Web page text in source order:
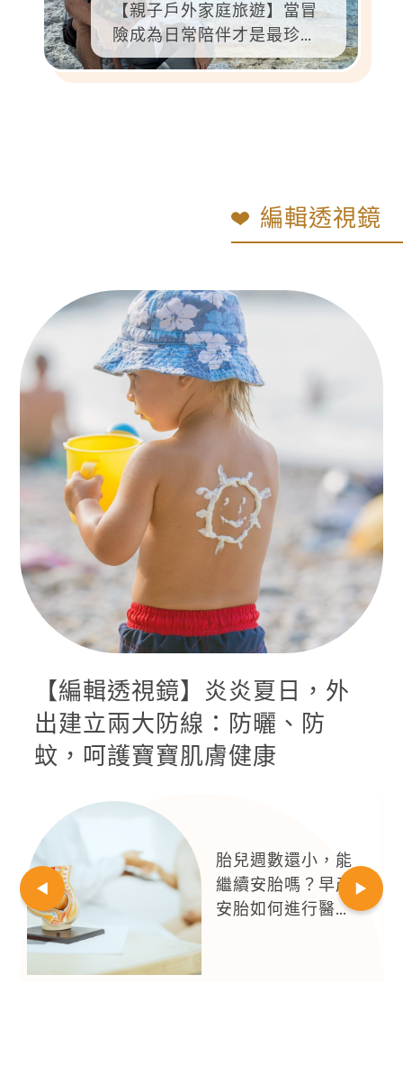
【親子戶外家庭旅遊】兒醫
推薦！兼顧趣味與安全的10
大親子步道，全家輕鬆與大
自然共舞
編輯透視鏡
【編輯透視鏡】炎炎夏日，外
出建立兩大防線：防曬、防
蚊，呵護寶寶肌膚健康
懷孕心悸、孕吐都
是正常的？注意是
否與甲狀腺功能改
變有關